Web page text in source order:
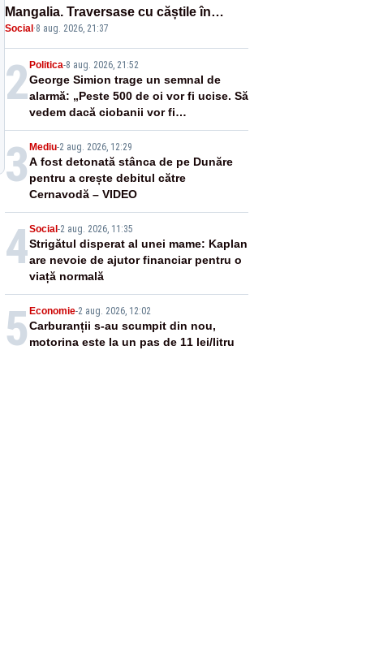
Mangalia. Traversase cu căștile în
urechi liniile printr-un loc nepermis
Social·8 aug. 2026, 21:37
2Politica-8 aug. 2026, 21:52
George Simion trage un semnal de
alarmă: „Peste 500 de oi vor fi ucise. Să
vedem dacă ciobanii vor fi
despăgubiți”
3 Mediu-2 aug. 2026, 12:29
A fost detonată stânca de pe Dunăre
pentru a crește debitul către
Cernavodă – VIDEO
4Social-2 aug. 2026, 11:35
Strigătul disperat al unei mame: Kaplan
are nevoie de ajutor financiar pentru o
viață normală
5 Economie-2 aug. 2026, 12:02
Carburanții s-au scumpit din nou,
motorina este la un pas de 11 lei/litru